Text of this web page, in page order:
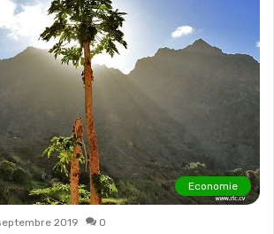
Economie
2019 0